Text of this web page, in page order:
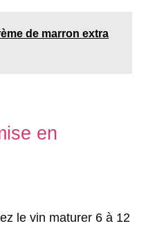
de marron extra
en
le vin maturer 6 à 12